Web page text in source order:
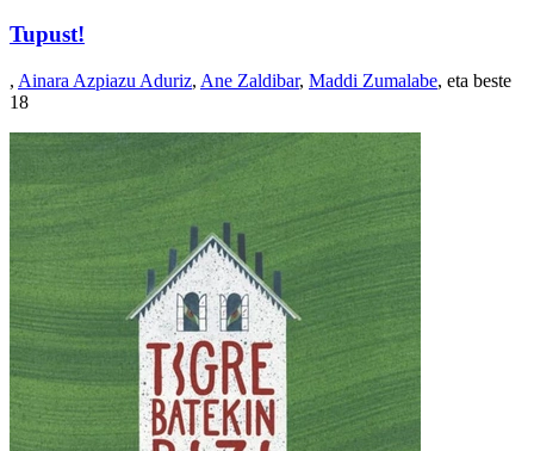
Tupust!
, Ainara Azpiazu Aduriz, Ane Zaldibar, Maddi Zumalabe, eta beste
18